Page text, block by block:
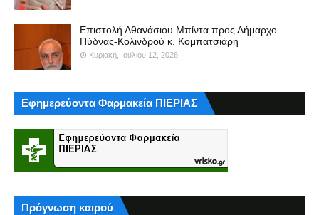
Επιστολή Αθανάσιου Μπίντα προς Δήμαρχο
Πύδνας-Κολινδρού κ. Κομπατσιάρη
Κυριακή, Ιουλίου 12, 2026
Εφημερεύοντα Φαρμακεία ΠΙΕΡΙΑΣ
Πρόγνωση καιρού